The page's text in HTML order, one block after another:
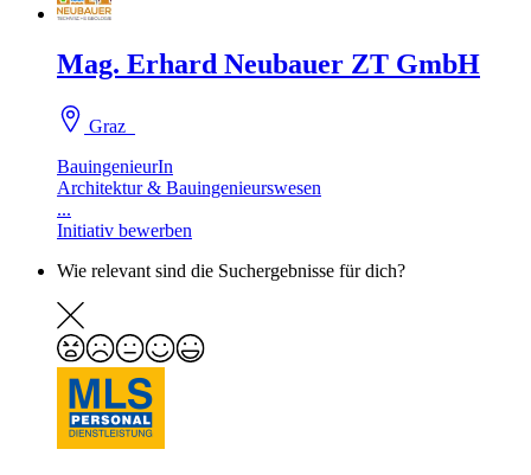
Mag. Erhard Neubauer ZT GmbH
Graz
BauingenieurIn
Architektur & Bauingenieurswesen
...
Initiativ bewerben
Wie relevant sind die Suchergebnisse für dich?